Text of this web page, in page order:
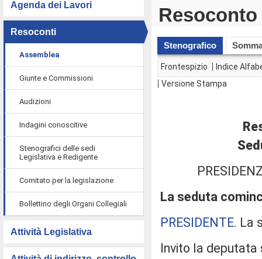
Agenda dei Lavori
Resoconti
Assemblea
Giunte e Commissioni
Audizioni
Indagini conoscitive
Stenografici delle sedi
Legislativa e Redigente
Comitato per la legislazione
Bollettino degli Organi Collegiali
Attività Legislativa
Stenografico
Frontespizio
Indice
Versione Stampa
La seduta
PRESIDENTE. La
Invito la